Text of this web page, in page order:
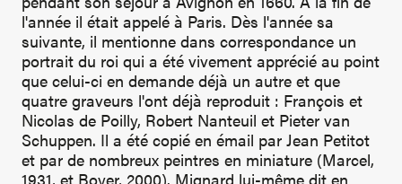
l'année il était appelé à Paris. Dès l'année sa
suivante, il mentionne dans correspondance un
portrait du roi qui a été vivement apprécié au point
que celui-ci en demande déjà un autre et que
quatre graveurs l'ont déjà reproduit : François et
Nicolas de Poilly, Robert Nanteuil et Pieter van
Schuppen. Il a été copié en émail par Jean Petitot
et par de nombreux peintres en miniature (Marcel,
1931, et Boyer, 2000). Mignard lui-même dit en